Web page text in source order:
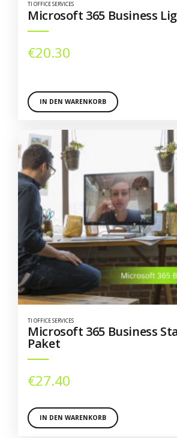
TI OFFICE SERVICES
Microsoft 365 Business
€20.30
IN DEN WARENKORB
TI OFFICE SERVICES
Microsoft 365 Business
Paket
€27.40
IN DEN WARENKORB